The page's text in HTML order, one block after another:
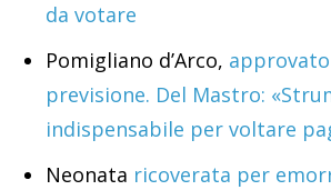
da votare
Pomigliano d’Arco,
previsione. Del Mastro:
indispensabile per voltare
Neonata ricoverata per